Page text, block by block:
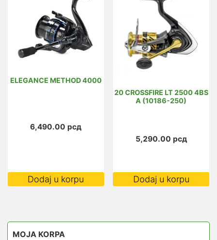
ELEGANCE METHOD 4000
6,490.00 рсд
Dodaj u korpu
20 CROSSFIRE LT 2500 4BS
A (10186-250)
5,290.00 рсд
Dodaj u korpu
MOJA KORPA